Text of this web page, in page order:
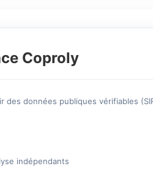
Coproly
des données publiques vérifiables
indépendants